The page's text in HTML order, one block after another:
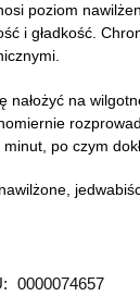
poziom
i gładkość.
nałożyć na
po czym
0000074657